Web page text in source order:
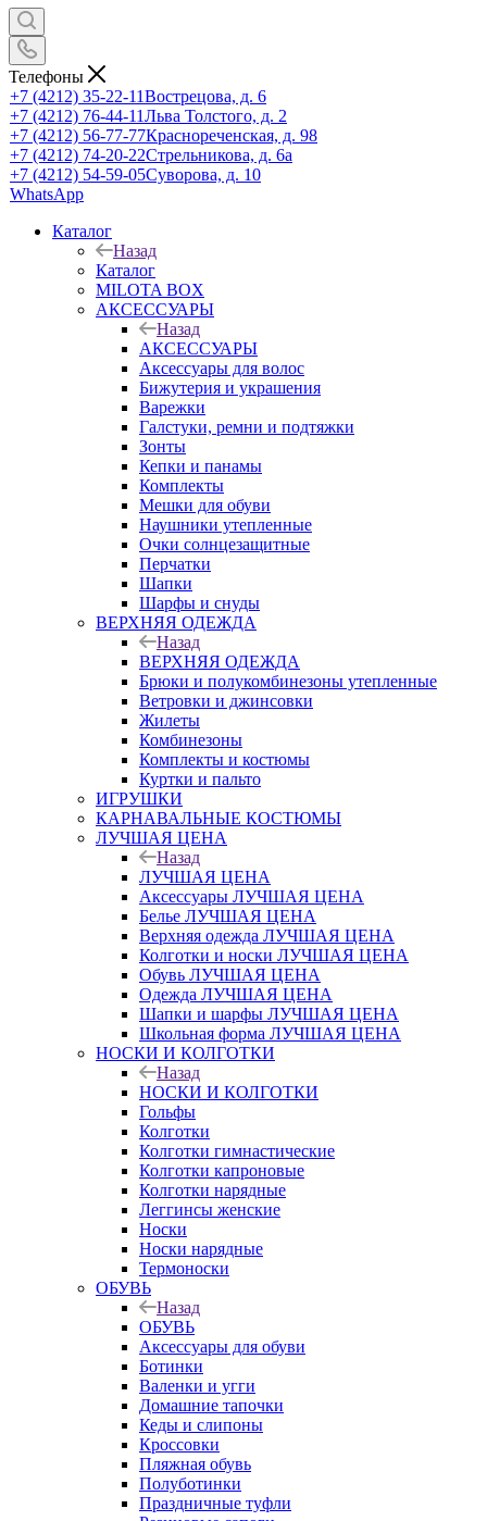
Телефоны
+7 (4212) 35-22-11Вострецова, д. 6
+7 (4212) 76-44-11Льва Толстого, д. 2
+7 (4212) 56-77-77Краснореченская, д. 98
+7 (4212) 74-20-22Стрельникова, д. 6а
+7 (4212) 54-59-05Суворова, д. 10
WhatsApp
Каталог
Назад
Каталог
MILOTA BOX
АКСЕССУАРЫ
Назад
АКСЕССУАРЫ
Аксессуары для волос
Бижутерия и украшения
Варежки
Галстуки, ремни и подтяжки
Зонты
Кепки и панамы
Комплекты
Мешки для обуви
Наушники утепленные
Очки солнцезащитные
Перчатки
Шапки
Шарфы и снуды
ВЕРХНЯЯ ОДЕЖДА
Назад
ВЕРХНЯЯ ОДЕЖДА
Брюки и полукомбинезоны утепленные
Ветровки и джинсовки
Жилеты
Комбинезоны
Комплекты и костюмы
Куртки и пальто
ИГРУШКИ
КАРНАВАЛЬНЫЕ КОСТЮМЫ
ЛУЧШАЯ ЦЕНА
Назад
ЛУЧШАЯ ЦЕНА
Аксессуары ЛУЧШАЯ ЦЕНА
Белье ЛУЧШАЯ ЦЕНА
Верхняя одежда ЛУЧШАЯ ЦЕНА
Колготки и носки ЛУЧШАЯ ЦЕНА
Обувь ЛУЧШАЯ ЦЕНА
Одежда ЛУЧШАЯ ЦЕНА
Шапки и шарфы ЛУЧШАЯ ЦЕНА
Школьная форма ЛУЧШАЯ ЦЕНА
НОСКИ И КОЛГОТКИ
Назад
НОСКИ И КОЛГОТКИ
Гольфы
Колготки
Колготки гимнастические
Колготки капроновые
Колготки нарядные
Леггинсы женские
Носки
Носки нарядные
Термоноски
ОБУВЬ
Назад
ОБУВЬ
Аксессуары для обуви
Ботинки
Валенки и угги
Домашние тапочки
Кеды и слипоны
Кроссовки
Пляжная обувь
Полуботинки
Праздничные туфли